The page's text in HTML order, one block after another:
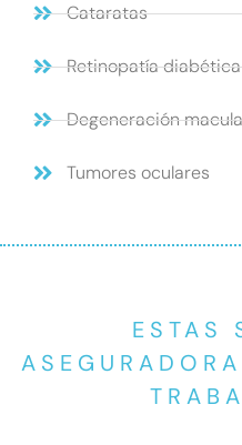
Cataratas
Retinopatía diabética
Degeneración
Tumores oculares
ESTAS